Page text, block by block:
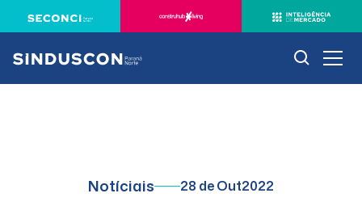
Notíciais 28 de Out2022